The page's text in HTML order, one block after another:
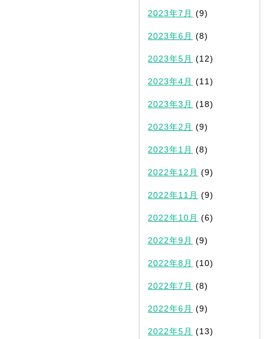
2023年7月 (9)
2023年6月 (8)
2023年5月 (12)
2023年4月 (11)
2023年3月 (18)
2023年2月 (9)
2023年1月 (8)
2022年12月 (9)
2022年11月 (9)
2022年10月 (6)
2022年9月 (9)
2022年8月 (10)
2022年7月 (8)
2022年6月 (9)
2022年5月 (13)